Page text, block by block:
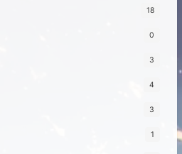
18
0
3
4
3
1